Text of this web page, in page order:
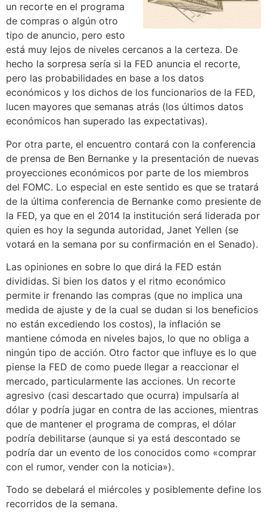
un recorte en el programa
de compras o algún otro
tipo de anuncio, pero esto
está muy lejos de niveles cercanos a la certeza. De
hecho la sorpresa sería si la FED anuncia el recorte,
pero las probabilidades en base a los datos
económicos y los dichos de los funcionarios de la FED,
lucen mayores que semanas atrás (los últimos datos
económicos han superado las expectativas).
Por otra parte, el encuentro contará con la conferencia
de prensa de Ben Bernanke y la presentación de nuevas
proyecciones económicos por parte de los miembros
del FOMC. Lo especial en este sentido es que se tratará
de la última conferencia de Bernanke como presiente de
la FED, ya que en el 2014 la institución será liderada por
quien es hoy la segunda autoridad, Janet Yellen (se
votará en la semana por su confirmación en el Senado).
Las opiniones en sobre lo que dirá la FED están
divididas. Si bien los datos y el ritmo económico
permite ir frenando las compras (que no implica una
medida de ajuste y de la cual se dudan si los beneficios
no están excediendo los costos), la inflación se
mantiene cómoda en niveles bajos, lo que no obliga a
ningún tipo de acción. Otro factor que influye es lo que
piense la FED de como puede llegar a reaccionar el
mercado, particularmente las acciones. Un recorte
agresivo (casi descartado que ocurra) impulsaría al
dólar y podría jugar en contra de las acciones, mientras
que de mantener el programa de compras, el dólar
podría debilitarse (aunque si ya está descontado se
podría dar un evento de los conocidos como «comprar
con el rumor, vender con la noticia»).
Todo se debelará el miércoles y posiblemente define los
recorridos de la semana.